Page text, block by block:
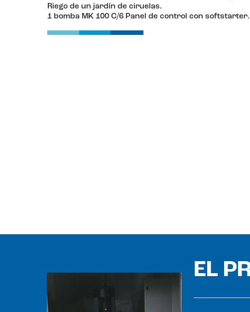
Riego de un jardín de ciruelas.
1 bomba MK 100 C/6 Panel de control con softstarter.
EL